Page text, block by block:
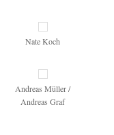
Nate Koch
Andreas Müller /
Andreas Graf